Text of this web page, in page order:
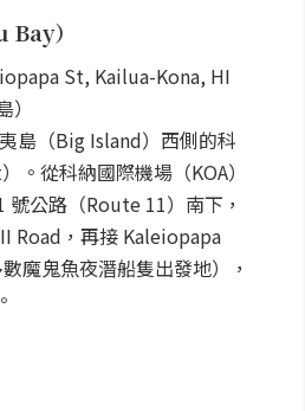
）
St, Kailua-Kona, HI
島（Big Island）西側的科
。從科納國際機場（KOA）
號公路（Route 11）南下，
Road，再接 Kaleiopapa
魔鬼魚夜潛船隻出發地），